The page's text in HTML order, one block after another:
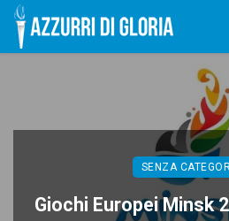
SENZA
Giochi Europei Minsk